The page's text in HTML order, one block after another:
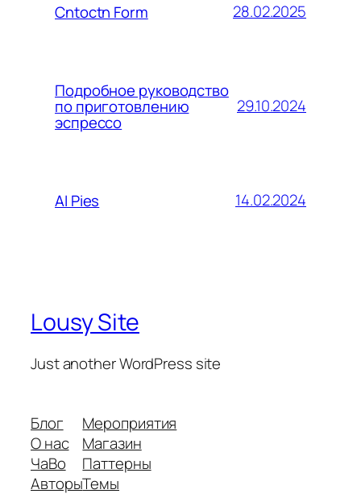
Cntoctn Form 28.02.2025
Подробное руководство
по приготовлению
эспрессо
29.10.2024
AI Pies 14.02.2024
Lousy Site
Just another WordPress site
Блог
О нас
ЧаВо
Авторы
Мероприятия
Магазин
Паттерны
Темы